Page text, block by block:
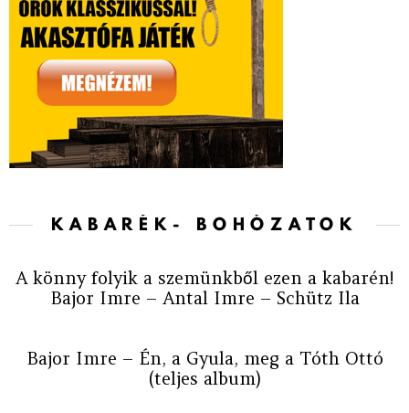
KABARÉK- BOHÓZATOK
A könny folyik a szemünkből ezen a kabarén!
Bajor Imre – Antal Imre – Schütz Ila
Bajor Imre – Én, a Gyula, meg a Tóth Ottó
(teljes album)